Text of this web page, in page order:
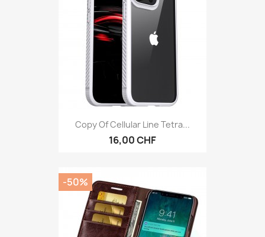
Copy Of Cellular Line Tetra...
16,00 CHF
-50%